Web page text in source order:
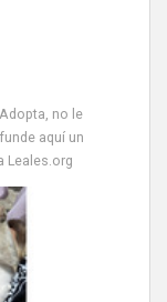
Adopta, no le
aquí un
Leales.org